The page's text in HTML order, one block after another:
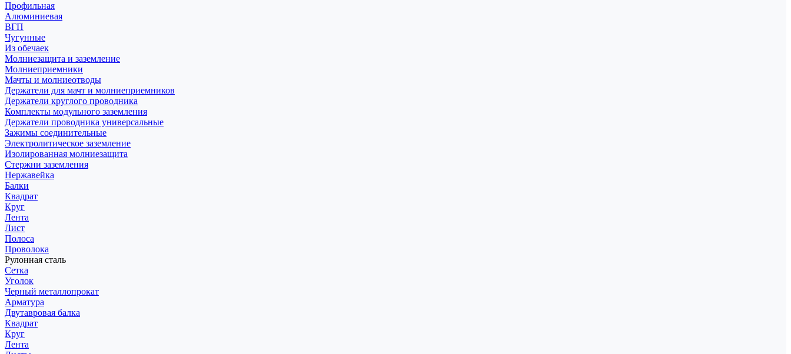
Профильная
Алюминиевая
ВГП
Чугунные
Из обечаек
Молниезащита и заземление
Молниеприемники
Мачты и молниеотводы
Держатели для мачт и молниеприемников
Держатели круглого проводника
Комплекты модульного заземления
Держатели проводника универсальные
Зажимы соединительные
Электролитическое заземление
Изолированная молниезащита
Стержни заземления
Нержавейка
Балки
Квадрат
Круг
Лента
Лист
Полоса
Проволока
Рулонная сталь
Сетка
Уголок
Черный металлопрокат
Арматура
Двутавровая балка
Квадрат
Круг
Лента